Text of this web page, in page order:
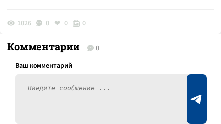
1026 0 0 0
Комментарии 0